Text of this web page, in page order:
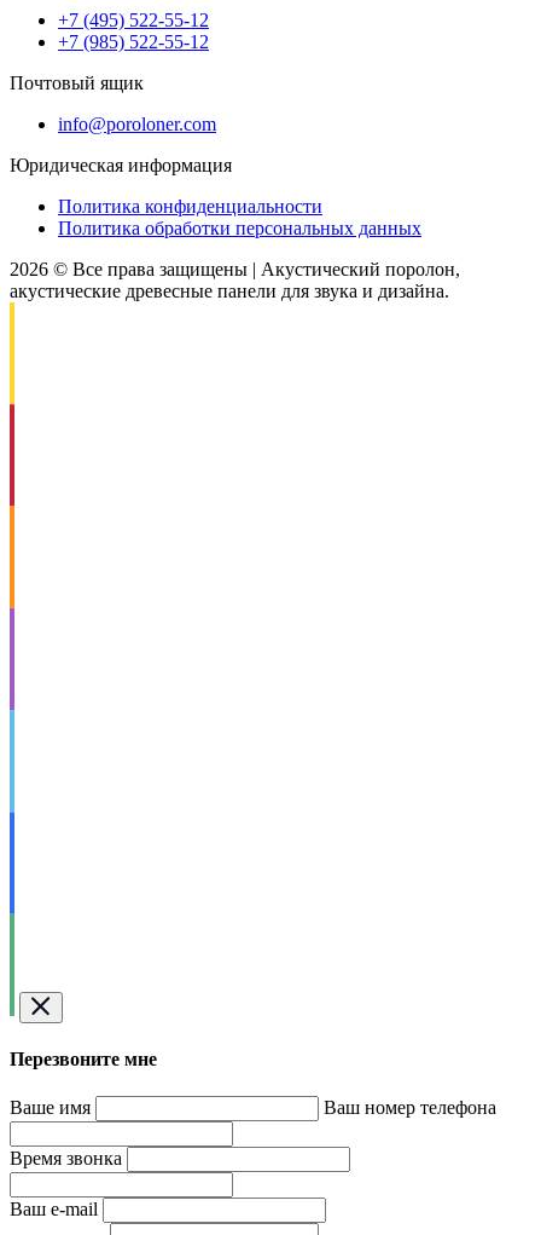
+7 (495) 522-55-12
+7 (985) 522-55-12
Почтовый ящик
info@poroloner.com
Юридическая информация
Политика конфиденциальности
Политика обработки персональных данных
2026 © Все права защищены | Акустический поролон,
акустические древесные панели для звука и дизайна.
Перезвоните мне
Ваше имя Ваш номер телефона
Время звонка
Ваш e-mail